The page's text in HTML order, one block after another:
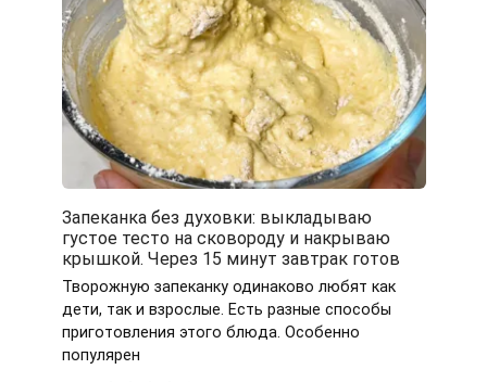
Запеканка без духовки: выкладываю
густое тесто на сковороду и накрываю
крышкой. Через 15 минут завтрак готов
Творожную запеканку одинаково любят как
дети, так и взрослые. Есть разные способы
приготовления этого блюда. Особенно
популярен